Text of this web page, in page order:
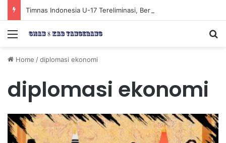
Menu
Home /diplomasi ekonomi
diplomasi ekonomi